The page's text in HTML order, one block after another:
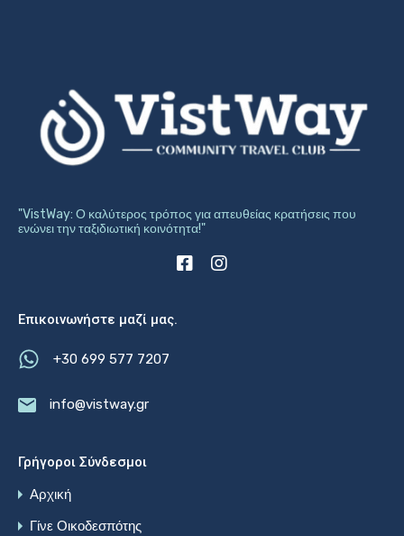
"VistWay: Ο καλύτερος τρόπος για απευθείας κρατήσεις που
ενώνει την ταξιδιωτική κοινότητα!"
Επικοινωνήστε μαζί μας.
+30 699 577 7207
info@vistway.gr
Γρήγοροι Σύνδεσμοι
Αρχική
Γίνε Οικοδεσπότης